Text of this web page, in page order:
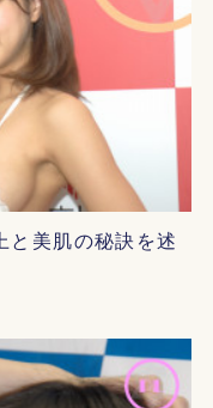
と美肌の秘訣を述